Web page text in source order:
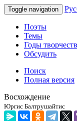
Toggle navigation
Поэты
Темы
Годы
Обсудить
Поиск
Полная версия
Восхождение
Юргис Балтрушайтис